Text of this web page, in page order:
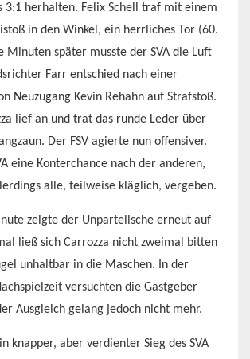
3:1 herhalten. Felix Schell traf mit einem
in den Winkel, ein herrliches Tor (60.
Minuten später musste der SVA die Luft
Farr entschied nach einer
Neuzugang Kevin Rehahn auf Strafstoß.
lief an und trat das runde Leder über
Der FSV agierte nun offensiver.
eine Konterchance nach der anderen,
alle, teilweise kläglich, vergeben.
zeigte der Unparteiische erneut auf
ließ sich Carrozza nicht zweimal bitten
unhaltbar in die Maschen. In der
versuchten die Gastgeber
Ausgleich gelang jedoch nicht mehr.
knapper, aber verdienter Sieg des SVA